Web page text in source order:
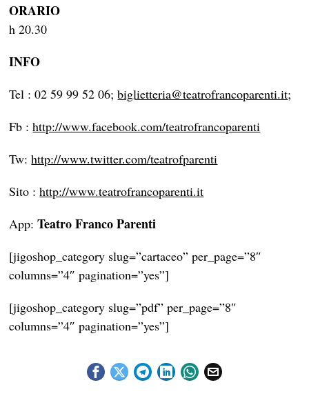
ORARIO
h 20.30
INFO
Tel : 02 59 99 52 06;biglietteria@teatrofrancoparenti.it;
Fb :http://www.facebook.com/teatrofrancoparenti
Tw:http://www.twitter.com/teatrofparenti
Sito :http://www.teatrofrancoparenti.it
App: Teatro Franco Parenti
[jigoshop_category slug=”cartaceo” per_page=”8″
columns=”4″ pagination=”yes”]
[jigoshop_category slug=”pdf” per_page=”8″
columns=”4″ pagination=”yes”]